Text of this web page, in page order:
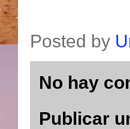
Posted by
No hay
Publicar